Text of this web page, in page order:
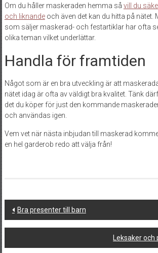
Om du håller maskeraden hemma så vill du
och liknandeoch även det kan du hitta på nätet.
som säljer maskerad- och festartiklar har ofta
olika teman vilket underlättar.
Handla för framtiden
Något som är en bra utveckling är att
nätet idag är ofta av väldigt bra kvalitet. Tänk
det du köper för just den kommande
och användas igen.
Vem vet när nästa inbjudan till maskerad
en hel garderob redo att välja från!
Post
navigation
Bra presenter till barn
Leksaker